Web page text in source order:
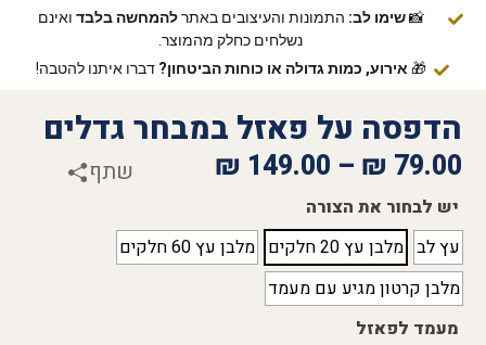
📸שימו לב: התמונות והעיצובים באתרלהמחשה בלבד ואינם
נשלחים כחלק מהמוצר.
🎁 אירוע, כמות גדולה או כוחות הביטחון? דברו איתנו להטבה!
הדפסה על פאזל במבחר גדלים
79.00
₪
–
149.00
₪ שתף
יש לבחור את הצורה
עץ לב מלבן עץ 20 חלקים
מלבן עץ 60 חלקים
מלבן קרטון מגיע עם מעמד
מעמד לפאזל